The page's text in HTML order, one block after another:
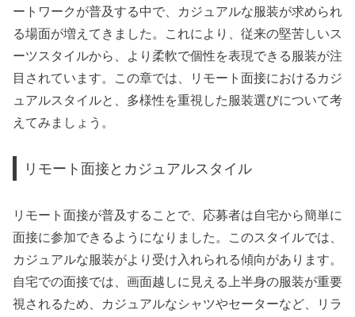
ートワークが普及する中で、カジュアルな服装が求められ
る場面が増えてきました。これにより、従来の堅苦しいス
ーツスタイルから、より柔軟で個性を表現できる服装が注
目されています。この章では、リモート面接におけるカジ
ュアルスタイルと、多様性を重視した服装選びについて考
えてみましょう。
リモート面接とカジュアルスタイル
リモート面接が普及することで、応募者は自宅から簡単に
面接に参加できるようになりました。このスタイルでは、
カジュアルな服装がより受け入れられる傾向があります。
自宅での面接では、画面越しに見える上半身の服装が重要
視されるため、カジュアルなシャツやセーターなど、リラ